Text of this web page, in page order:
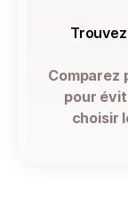
Comparez
pour
choisir